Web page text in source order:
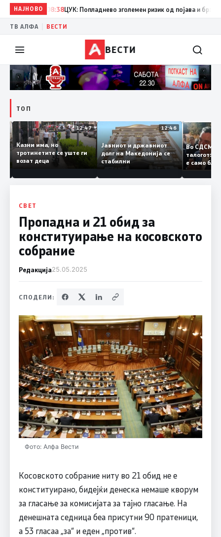
НАЈНОВО08:38ЦУК: Попладнево зголемен ризик од појава и брзо
ТВ АЛФА ВЕСТИ
ВЕСТИ
ТОП
12:50 12:47
Казни има, но
тротинетите се уште ги
возат деца
12:46
Јавниот и државниот
долг на Македонија се
стабилни
Во СДСМ
е само
копија
Заев
СВЕТ
Пропадна и 21 обид за
конституирање на косовското
собрание
Редакција25.05.2025
СПОДЕЛИ:
Фото: Алфа Вести
Косовското собрание ниту во 21 обид не е
конституирано, бидејќи денеска немаше кворум
за гласање за комисијата за тајно гласање. На
денешната седница беа присутни 90 пратеници,
а 53 гласаа „за“ и еден „против“.